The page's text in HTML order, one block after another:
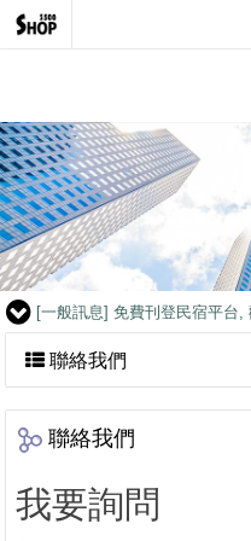
[客戶見證]讓人產生疑慮的客
[一般訊息]免費刊登民宿平台,
喔
[客戶見證]煥采企業-藝人潘慧
[客戶見證]
CCK SHOP軍用禮
[客戶見證]
讓人產生疑慮的客
[一般訊息] 免費刊登民宿平台,
[客戶見證]CCK SHOP軍用禮
[一般訊息]免費刊登民宿平台,
[客戶見證]CCK SHOP軍用禮
聯絡我們
聯絡我們
我要詢問